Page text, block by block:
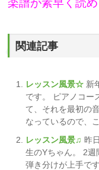
楽譜が素早く読
関連記事
レッスン風景☆ 新
です。 ピアノコー
て、それを最初の
なっているので、
レッスン風景♫ 昨
生のYちゃん。 2
弾き分けが上手で